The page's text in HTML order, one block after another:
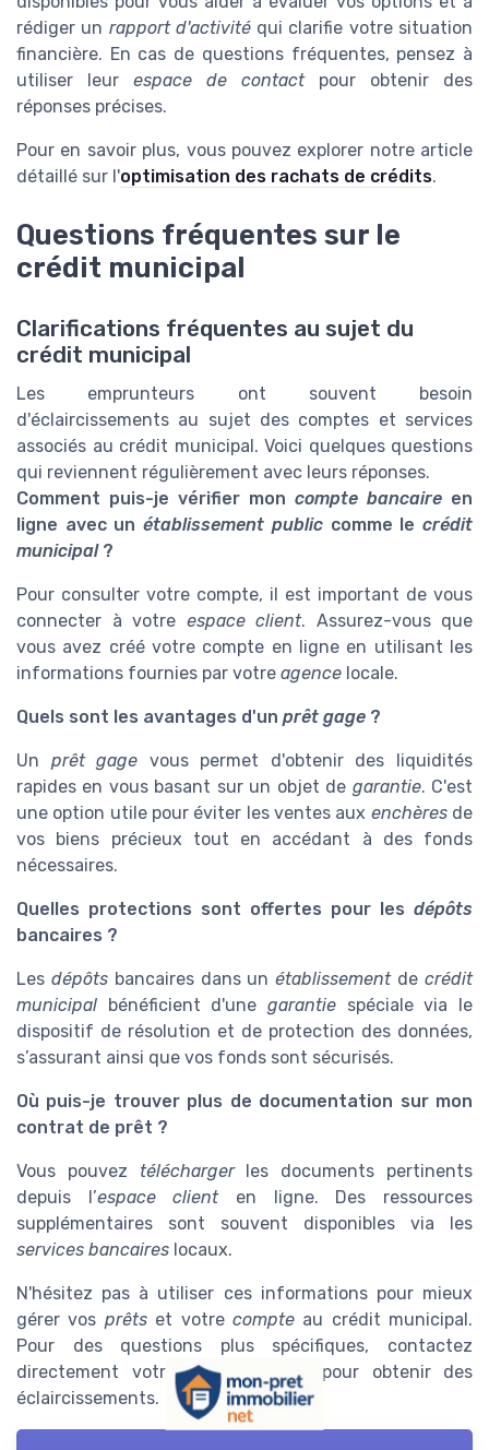
rédiger un rapport d'activitéqui clarifie votre situation
financière. En cas de questions fréquentes, pensez à
utiliser leur espace de contactpour obtenir des
réponses précises.
Pour en savoir plus, vous pouvez explorer notre article
détaillé sur l'optimisation des rachats de crédits.
Questions fréquentes sur le
crédit municipal
Clarifications fréquentes au sujet du
crédit municipal
Les emprunteurs ont souvent besoin
d'éclaircissements au sujet des comptes et services
associés au crédit municipal. Voici quelques questions
qui reviennent régulièrement avec leurs réponses.
Comment puis-je vérifier mon compte bancaire en
ligne avec unétablissement publiccomme lecrédit
municipal?
Pour consulter votre compte, il est important de vous
connecter à votre espace client. Assurez-vous que
vous avez créé votre compte en ligne en utilisant les
informations fournies par votre agence locale.
Quels sont les avantages d'un prêt gage ?
Un prêt gage vous permet d'obtenir des liquidités
rapides en vous basant sur un objet de garantie. C'est
une option utile pour éviter les ventes aux enchèresde
vos biens précieux tout en accédant à des fonds
nécessaires.
Quelles protections sont offertes pour les dépôts
bancaires ?
Les dépôtsbancaires dans unétablissementdecrédit
municipal bénéficient d'une garantie spéciale via le
dispositif de résolution et de protection des données,
s’assurant ainsi que vos fonds sont sécurisés.
Où puis-je trouver plus de documentation sur mon
contrat de prêt ?
Vous pouvez téléchargerles documents pertinents
depuis l’espace clienten ligne. Des ressources
supplémentaires sont souvent disponibles via les
services bancaires locaux.
N'hésitez pas à utiliser ces informations pour mieux
gérer vos prêtset votre compteau crédit municipal.
Pour des questions plus spécifiques, contactez
directement votreagencelocale pour obtenir des
éclaircissements.